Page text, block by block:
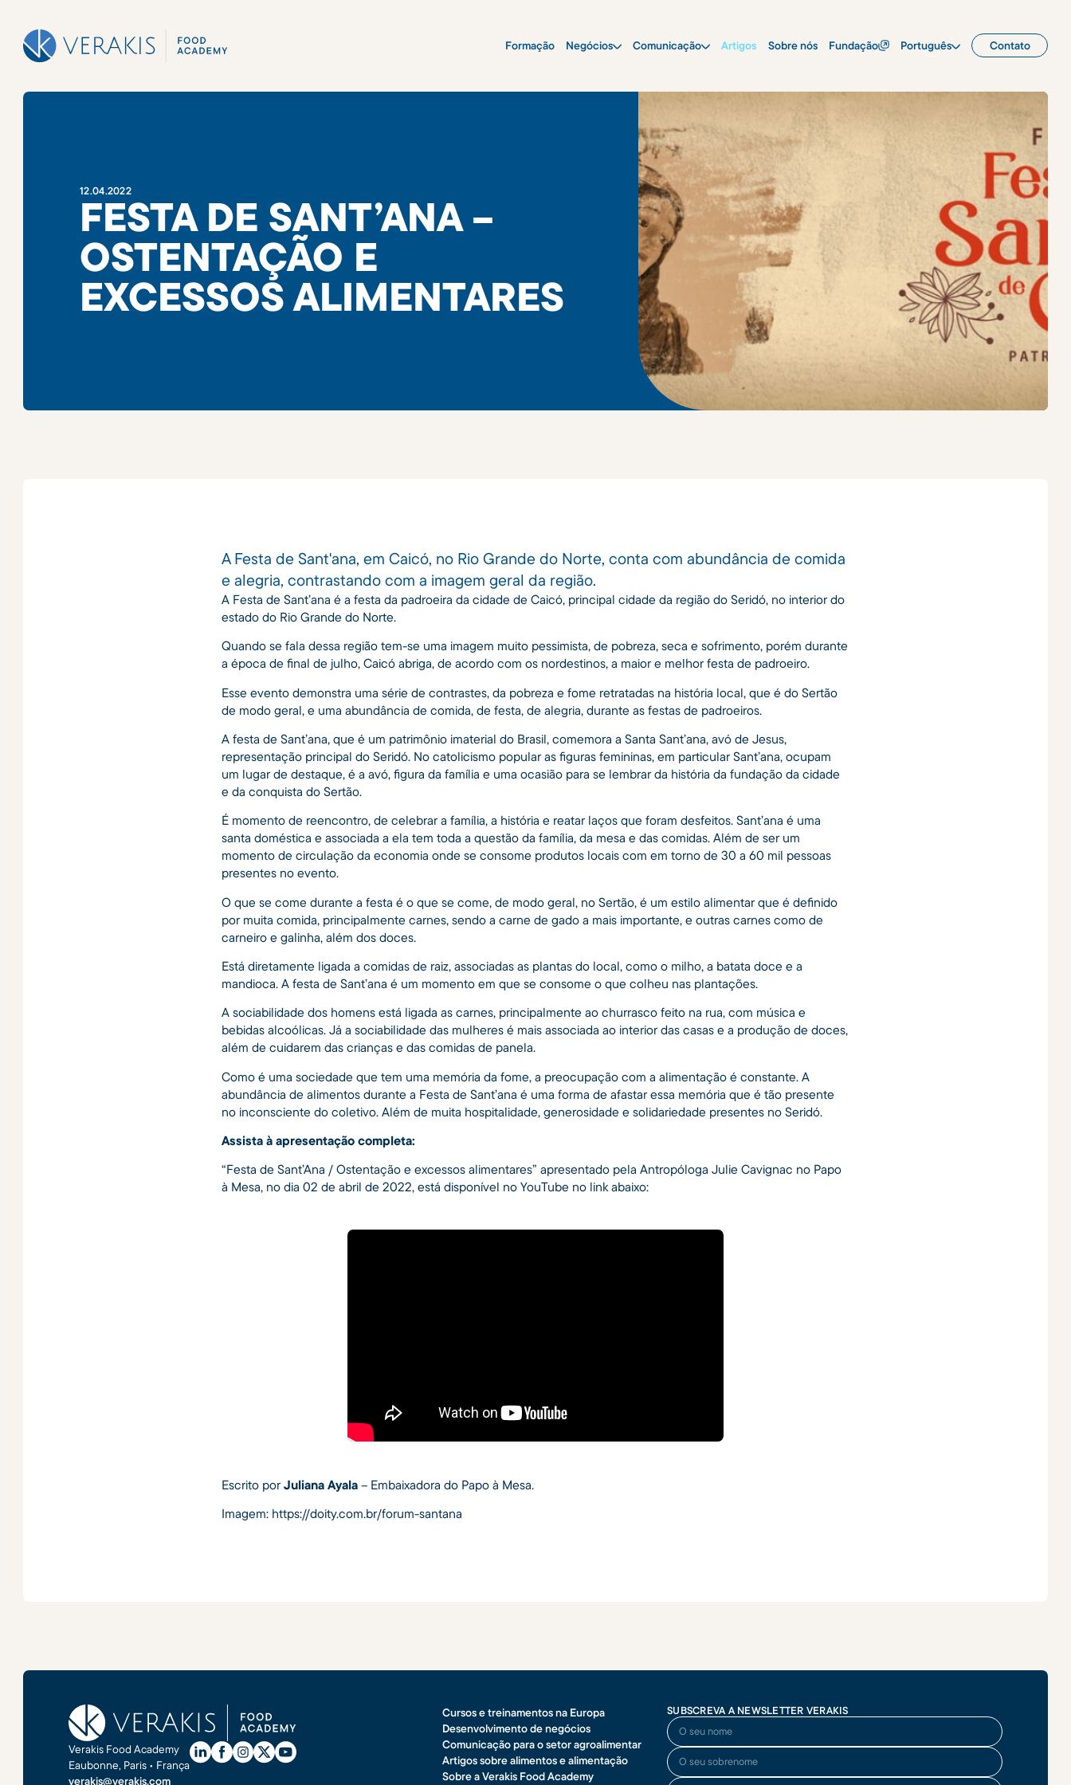
Formação Negócios Comunicação Artigos Sobre nós Fundação Português Contato
12.04.2022
FESTA DE SANT’ANA –
OSTENTAÇÃO E
EXCESSOS ALIMENTARES
A Festa de Sant'ana, em Caicó, no Rio Grande do Norte, conta com abundância de comida
e alegria, contrastando com a imagem geral da região.
A Festa de Sant’ana é a festa da padroeira da cidade de Caicó, principal cidade da região do Seridó, no interior do
estado do Rio Grande do Norte.
Quando se fala dessa região tem-se uma imagem muito pessimista, de pobreza, seca e sofrimento, porém durante
a época de final de julho, Caicó abriga, de acordo com os nordestinos, a maior e melhor festa de padroeiro.
Esse evento demonstra uma série de contrastes, da pobreza e fome retratadas na história local, que é do Sertão
de modo geral, e uma abundância de comida, de festa, de alegria, durante as festas de padroeiros.
A festa de Sant’ana, que é um patrimônio imaterial do Brasil, comemora a Santa Sant’ana, avó de Jesus,
representação principal do Seridó. No catolicismo popular as figuras femininas, em particular Sant’ana, ocupam
um lugar de destaque, é a avó, figura da família e uma ocasião para se lembrar da história da fundação da cidade
e da conquista do Sertão.
É momento de reencontro, de celebrar a família, a história e reatar laços que foram desfeitos. Sant’ana é uma
santa doméstica e associada a ela tem toda a questão da família, da mesa e das comidas. Além de ser um
momento de circulação da economia onde se consome produtos locais com em torno de 30 a 60 mil pessoas
presentes no evento.
O que se come durante a festa é o que se come, de modo geral, no Sertão, é um estilo alimentar que é definido
por muita comida, principalmente carnes, sendo a carne de gado a mais importante, e outras carnes como de
carneiro e galinha, além dos doces.
Está diretamente ligada a comidas de raiz, associadas as plantas do local, como o milho, a batata doce e a
mandioca. A festa de Sant’ana é um momento em que se consome o que colheu nas plantações.
A sociabilidade dos homens está ligada as carnes, principalmente ao churrasco feito na rua, com música e
bebidas alcoólicas. Já a sociabilidade das mulheres é mais associada ao interior das casas e a produção de doces,
além de cuidarem das crianças e das comidas de panela.
Como é uma sociedade que tem uma memória da fome, a preocupação com a alimentação é constante. A
abundância de alimentos durante a Festa de Sant’ana é uma forma de afastar essa memória que é tão presente
no inconsciente do coletivo. Além de muita hospitalidade, generosidade e solidariedade presentes no Seridó.
Assista à apresentação completa:
“Festa de Sant’Ana / Ostentação e excessos alimentares” apresentado pela Antropóloga Julie Cavignac no Papo
à Mesa, no dia 02 de abril de 2022, está disponível no YouTube no link abaixo:
Escrito porJuliana Ayala – Embaixadora do Papo à Mesa.
Imagem: https://doity.com.br/forum-santana
Verakis Food Academy
Eaubonne, Paris • França
verakis@verakis.com
Cursos e treinamentos na Europa
Desenvolvimento de negócios
Comunicação para o setor agroalimentar
Artigos sobre alimentos e alimentação
Sobre a Verakis Food Academy
SUBSCREVA A NEWSLETTER VERAKIS
O seu nome
O seu sobrenome